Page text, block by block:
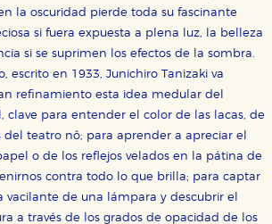
la oscuridad pierde toda su fascinante
si fuera expuesta a plena luz, la belleza
si se suprimen los efectos de la sombra.
escrito en 1933, Junichiro Tanizaki va
refinamiento esta idea medular del
clave para entender el color de las lacas, de
del teatro nô; para aprender a apreciar el
o de los reflejos velados en la pátina de
contra todo lo que brilla; para captar
vacilante de una lámpara y descubrir el
a través de los grados de opacidad de los